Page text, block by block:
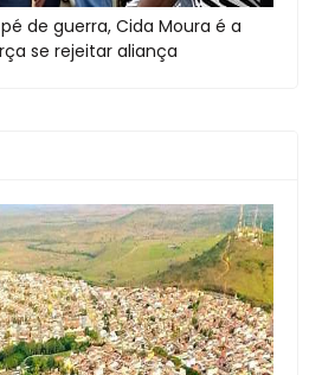
de guerra, Cida Moura é a
se rejeitar aliança